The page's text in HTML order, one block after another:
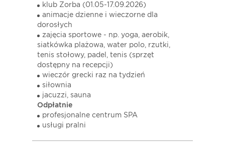
klub Zorba (01.05-17.09.2026)
animacje dzienne i wieczorne dla
dorosłych
zajęcia sportowe - np. yoga, aerobik,
siatkówka plażowa, water polo, rzutki,
tenis stołowy, padel, tenis (sprzęt
dostępny na recepcji)
wieczór grecki raz na tydzień
siłownia
jacuzzi, sauna
Odpłatnie
profesjonalne centrum SPA
usługi pralni